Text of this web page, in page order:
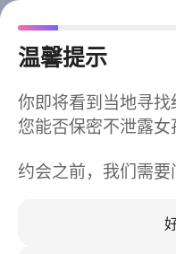
温馨提示
你即将看到当地寻找
您能否保密不泄露女
约会之前，我们需
今
同城快速匹